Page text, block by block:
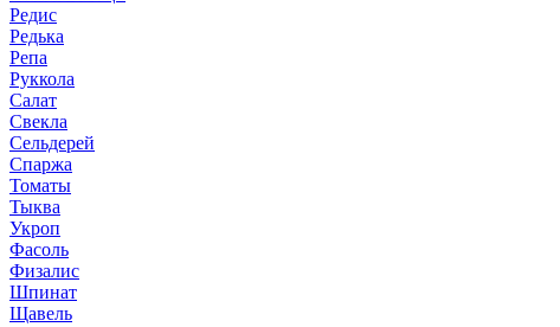
Редис
Редька
Репа
Руккола
Салат
Свекла
Сельдерей
Спаржа
Томаты
Тыква
Укроп
Фасоль
Физалис
Шпинат
Щавель